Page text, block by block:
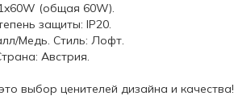
(общая 60W).
защиты: IP20.
Медь. Стиль: Лофт.
Австрия.
выбор ценителей дизайна и качества!